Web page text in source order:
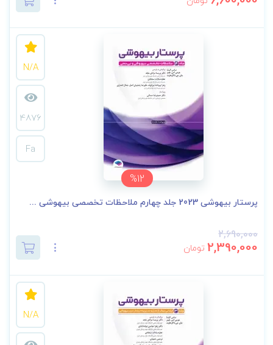
%12
N/A
4876
Fa
پرستار بیهوشی 2023 جلد چهارم ملاحظات تخصصی بیهوشی ...
2,690,000
2,390,000 تومان
N/A